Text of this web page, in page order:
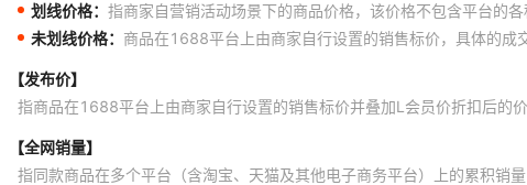
划线价格： 指商家自营销活动场景下的商品价格，该价格不包含平台的
未划线价格： 商品在1688平台上由商家自行设置的销售标价，具体的
【发布价】
指商品在1688平台上由商家自行设置的销售标价并叠加L会员价折扣后的价
【全网销量】
指同款商品在多个平台（含淘宝、天猫及其他电子商务平台）上的累积销量